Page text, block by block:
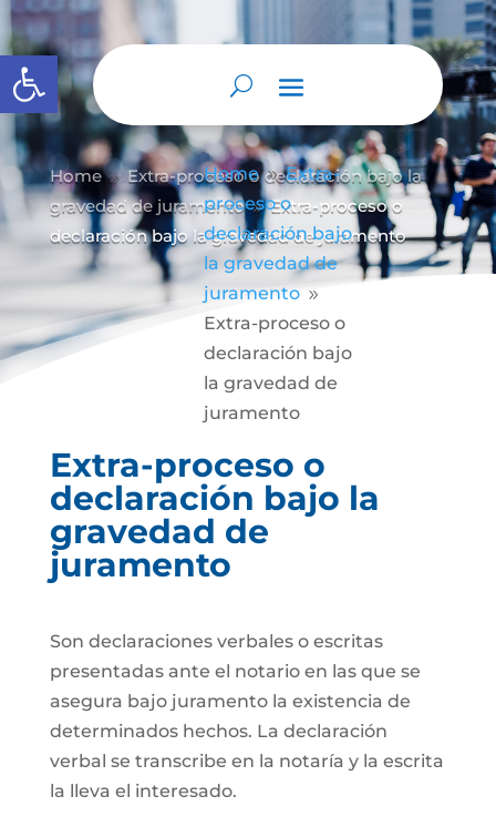
Abrir barra de herramientas
Home 9 Extra-
proceso o
declaración bajo
la gravedad de
juramento 9
Extra-proceso o
declaración bajo
la gravedad de
juramento
Home 9 Extra-proceso o declaración bajo la
gravedad de juramento 9 Extra-proceso o
declaración bajo la gravedad de juramento
Extra-proceso o
declaración bajo la
gravedad de
juramento
Son declaraciones verbales o escritas
presentadas ante el notario en las que se
asegura bajo juramento la existencia de
determinados hechos. La declaración
verbal se transcribe en la notaría y la escrita
la lleva el interesado.